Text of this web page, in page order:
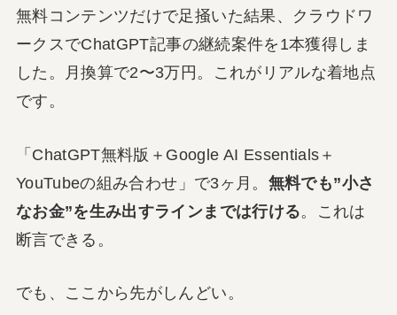
無料コンテンツだけで足掻いた結果、クラウドワ
ークスでChatGPT記事の継続案件を1本獲得しま
した。月換算で2〜3万円。これがリアルな着地点
です。
「ChatGPT無料版＋Google AI Essentials＋
YouTubeの組み合わせ」で3ヶ月。 無料でも”小さ
なお金”を生み出すラインまでは行ける。これは
断言できる。
でも、ここから先がしんどい。